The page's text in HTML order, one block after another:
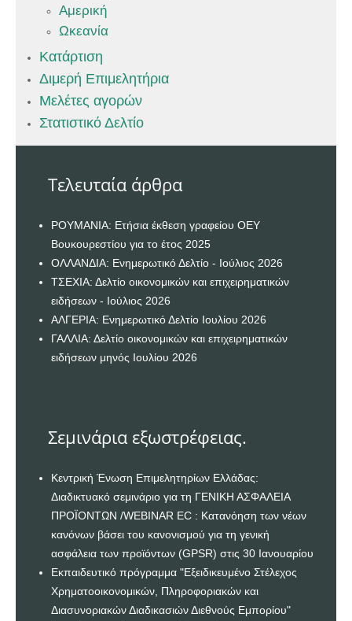
Αμερική
Ωκεανία
Κατάρτιση
Διμερή Επιμελητήρια
Μελέτες αγορών
Στατιστικό Δελτίο
Τελευταία άρθρα
ΡΟΥΜΑΝΙΑ: Ετήσια έκθεση γραφείου ΟΕΥ
Βουκουρεστίου για το έτος 2025
ΟΛΛΑΝΔΙΑ: Ενημερωτικό Δελτίο - Ιούλιος 2026
ΤΣΕΧΙΑ: Δελτίο οικονομικών και επιχειρηματικών
ειδήσεων - Ιούλιος 2026
ΑΛΓΕΡΙΑ: Ενημερωτικό Δελτίο Ιουλίου 2026
ΓΑΛΛΙΑ: Δελτίο οικονομικών και επιχειρηματικών
ειδήσεων μηνός Ιουλίου 2026
Σεμινάρια εξωστρέφειας.
Κεντρική Ένωση Επιμελητηρίων Ελλάδας:
Διαδικτυακό σεμινάριο για τη ΓΕΝΙΚΗ ΑΣΦΑΛΕΙΑ
ΠΡΟΪΟΝΤΩΝ /WEBINAR EC : Κατανόηση των νέων
κανόνων βάσει του κανονισμού για τη γενική
ασφάλεια των προϊόντων (GPSR) στις 30 Ιανουαρίου
Εκπαιδευτικό πρόγραμμα "Εξειδικευμένο Στέλεχος
Χρηματοοικονομικών, Πληροφοριακών και
Διασυνοριακών Διαδικασιών Διεθνούς Εμπορίου"